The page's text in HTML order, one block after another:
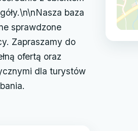
baza
sprawdzone
Zapraszamy do
ofertą oraz
dla turystów